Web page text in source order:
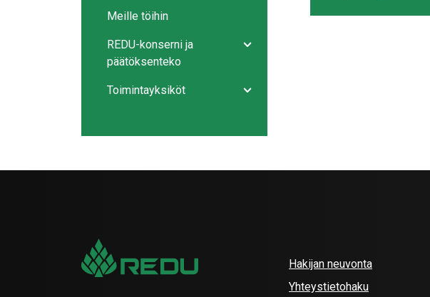
Meille töihin
REDU-konserni ja
päätöksenteko
Toimintayksiköt
Hakijan neuvonta
Yhteystietohaku